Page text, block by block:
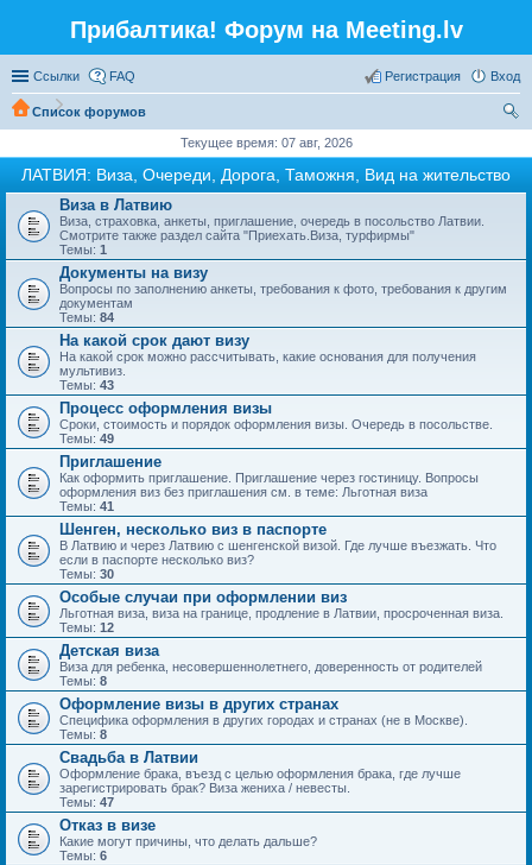
Прибалтика! Форум на Meeting.lv
Ссылки FAQ Вход
Регистрация
Список форумов
Текущее время: 07 авг, 2026
ЛАТВИЯ: Виза, Очереди, Дорога, Таможня, Вид на жительство
Виза в Латвию
Виза, страховка, анкеты, приглашение, очередь в посольство Латвии.
Смотрите также раздел сайта "Приехать.Виза, турфирмы"
Темы: 1
Документы на визу
Вопросы по заполнению анкеты, требования к фото, требования к другим
документам
Темы: 84
На какой срок дают визу
На какой срок можно рассчитывать, какие основания для получения
мультивиз.
Темы: 43
Процесс оформления визы
Сроки, стоимость и порядок оформления визы. Очередь в посольстве.
Темы: 49
Приглашение
Как оформить приглашение. Приглашение через гостиницу. Вопросы
оформления виз без приглашения см. в теме: Льготная виза
Темы: 41
Шенген, несколько виз в паспорте
В Латвию и через Латвию с шенгенской визой. Где лучше въезжать. Что
если в паспорте несколько виз?
Темы: 30
Особые случаи при оформлении виз
Льготная виза, виза на границе, продление в Латвии, просроченная виза.
Темы: 12
Детская виза
Виза для ребенка, несовершеннолетнего, доверенность от родителей
Темы: 8
Оформление визы в других странах
Специфика оформления в других городах и странах (не в Москве).
Темы: 8
Свадьба в Латвии
Оформление брака, въезд с целью оформления брака, где лучше
зарегистрировать брак? Виза жениха / невесты.
Темы: 47
Отказ в визе
Какие могут причины, что делать дальше?
Темы: 6